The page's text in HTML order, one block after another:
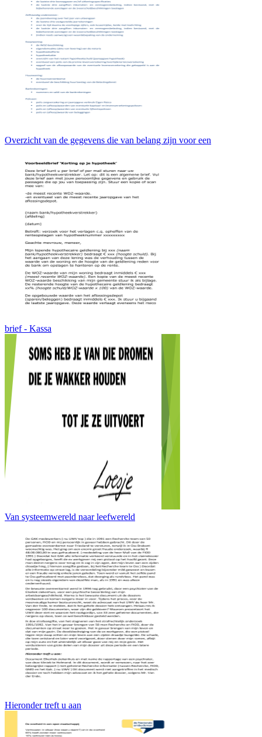
Overzicht van de gegevens die van belang zijn voor een
brief - Kassa
Van systeemwereld naar leefwereld
Hieronder treft u aan